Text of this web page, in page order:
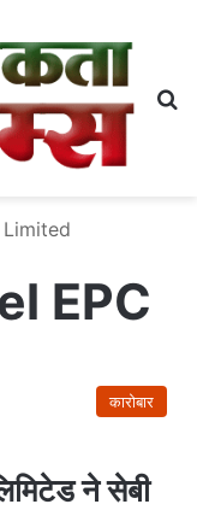
Limited
EPC
कारोबार
ने सेबी